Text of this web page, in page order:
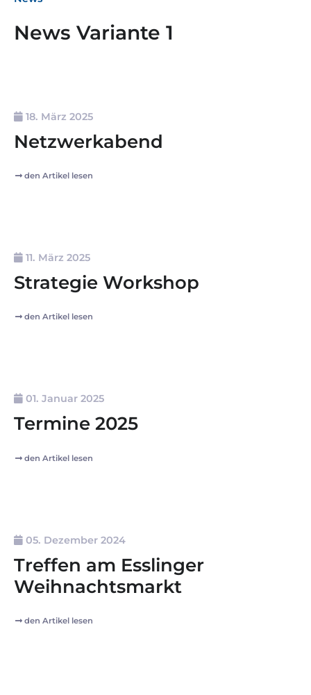
News Variante 1
18. März 2025
Netzwerkabend
den Artikel lesen
11. März 2025
Strategie Workshop
den Artikel lesen
01. Januar 2025
Termine 2025
den Artikel lesen
05. Dezember 2024
Treffen am Esslinger
Weihnachtsmarkt
den Artikel lesen